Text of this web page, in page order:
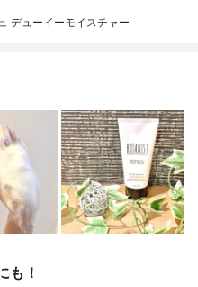
デューイーモイスチャー
も！